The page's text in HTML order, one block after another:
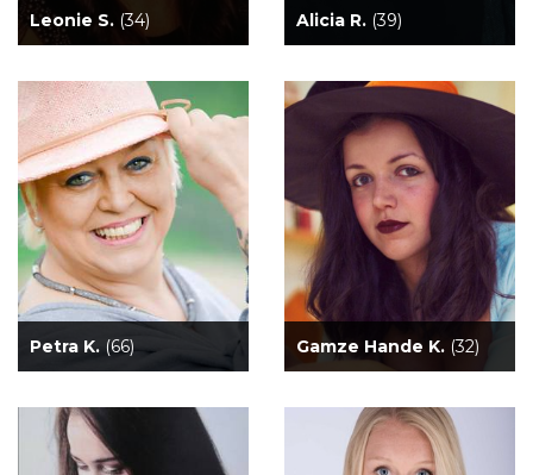
Leonie S. (34) Alicia R. (39)
Petra K. (66) Gamze Hande K. (32)